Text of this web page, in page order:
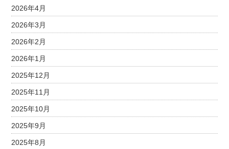
2026年4月
2026年3月
2026年2月
2026年1月
2025年12月
2025年11月
2025年10月
2025年9月
2025年8月